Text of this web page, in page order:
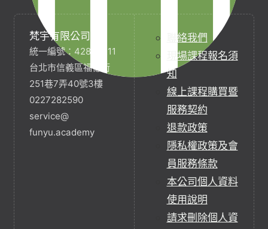
梵宇有限公司
統一編號：42854211
台北市信義區福德街
251巷7弄40號3樓
0227282590
service@
funyu.academy
聯絡我們
現場課程報名須
知
線上課程購買暨
服務契約
退款政策
隱私權政策及會
員服務條款
本公司個人資料
使用說明
請求刪除個人資